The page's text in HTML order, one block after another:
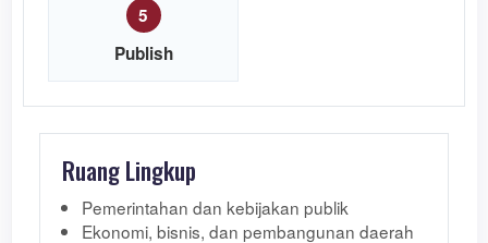
5
Publish
Ruang Lingkup
Pemerintahan dan kebijakan publik
Ekonomi, bisnis, dan pembangunan daerah